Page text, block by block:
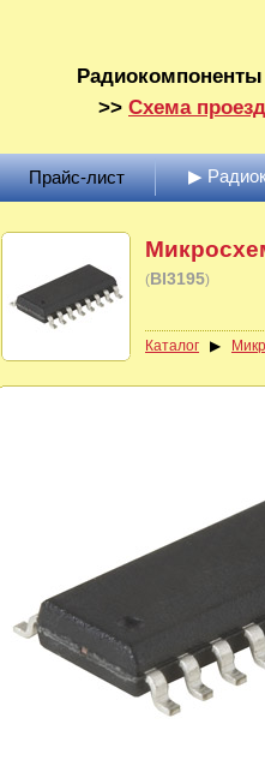
Радиокомпоненты
>> Схема
Прайс-лист ▶
(BI3195)
Каталог ▶